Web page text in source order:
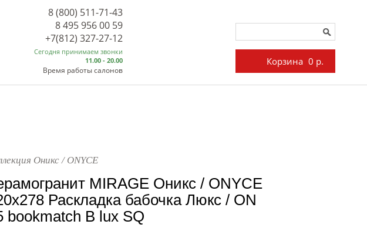
8 (800) 511-71-43
8 495 956 00 59
Сегодня принимаем звонки
11.00 - 20.00
Время работы салонов
+7(812) 327-27-12
Корзина 0 р.
Оникс / ONYCE
MIRAGE Оникс / ONYCE
Раскладка бабочка Люкс / ON
bookmatch B lux SQ